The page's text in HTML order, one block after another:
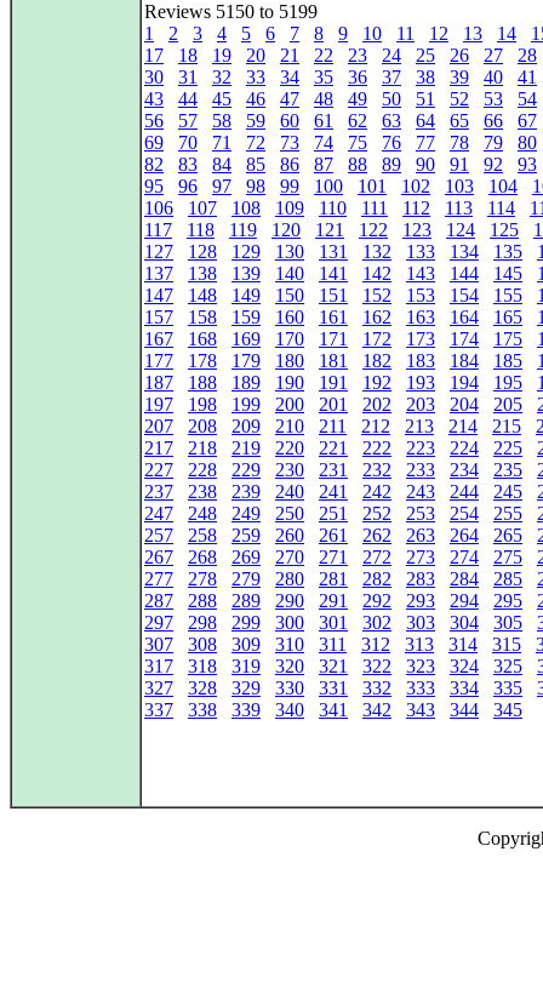
Reviews 5150 to 5199
1
2 3 4 5 6 7 8 9 10 11 12 13 14
17
18 19 20 21 22 23 24 25 26 27
28
30
31 32 33 34 35 36 37 38 39 40
41
43
44 45 46 47 48 49 50 51 52 53
54
56
57 58 59 60 61 62 63 64 65 66
67
69
70 71 72 73 74 75 76 77 78 79
80
82
83 84 85 86 87 88 89 90 91 92
93
95
96 97 98 99 100 101 102 103 104
106
107 108 109 110 111 112 113 114
117
118 119 120 121 122 123 124 125
127
128 129 130 131 132 133 134 135
137
138 139 140 141 142 143 144 145
147
148 149 150 151 152 153 154 155
157
158 159 160 161 162 163 164 165
167
168 169 170 171 172 173 174 175
177
178 179 180 181 182 183 184 185
187
188 189 190 191 192 193 194 195
197
198 199 200 201 202 203 204 205
207
208 209 210 211 212 213 214 215
217
218 219 220 221 222 223 224 225
227
228 229 230 231 232 233 234 235
237
238 239 240 241 242 243 244 245
247
248 249 250 251 252 253 254 255
257
258 259 260 261 262 263 264 265
267
268 269 270 271 272 273 274 275
277
278 279 280 281 282 283 284 285
287
288 289 290 291 292 293 294 295
297
298 299 300 301 302 303 304 305
307
308 309 310 311 312 313 314 315
317
318 319 320 321 322 323 324 325
327
328 329 330 331 332 333 334 335
337
338 339 340 341 342 343 344 345